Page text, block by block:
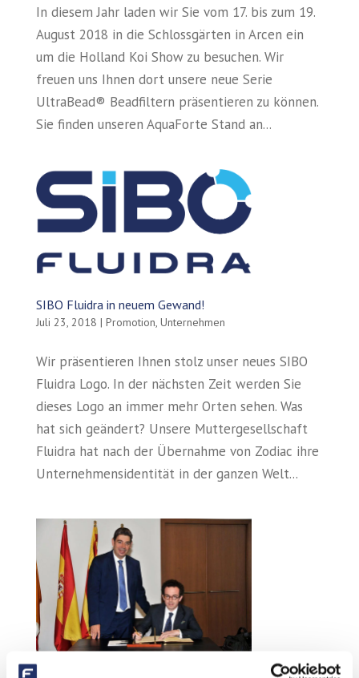
In diesem Jahr laden wir Sie vom 17. bis zum 19.
August 2018 in die Schlossgärten in Arcen ein
um die Holland Koi Show zu besuchen. Wir
freuen uns Ihnen dort unsere neue Serie
UltraBead® Beadfiltern präsentieren zu können.
Sie finden unseren AquaForte Stand an...
SIBO Fluidra in neuem Gewand!
Juli 23, 2018 | Promotion, Unternehmen
Wir präsentieren Ihnen stolz unser neues SIBO
Fluidra Logo. In der nächsten Zeit werden Sie
dieses Logo an immer mehr Orten sehen. Was
hat sich geändert? Unsere Muttergesellschaft
Fluidra hat nach der Übernahme von Zodiac ihre
Unternehmensidentität in der ganzen Welt...